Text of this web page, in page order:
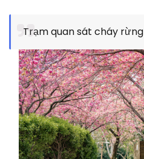
Trạm quan sát cháy rừng